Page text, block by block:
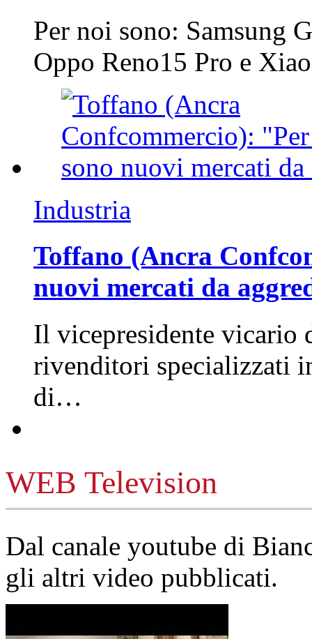
Per noi sono: Samsung
Oppo Reno15 Pro e
Industria
Toffano (Ancra
nuovi mercati da
Il vicepresidente vicario
rivenditori specializzati
di…
WEB Television
Dal canale youtube di
gli altri video pubblicati.